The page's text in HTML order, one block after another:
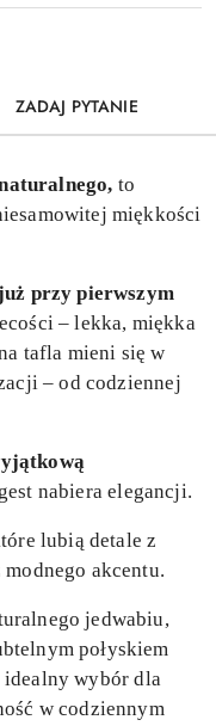
ZADAJ PYTANIE
to
miękkości
przy pierwszym
– lekka, miękka
tafla mieni się w
– od codziennej
nabiera elegancji.
lubią detale z
akcentu.
jedwabiu,
połyskiem
idealny wybór dla
w codziennym